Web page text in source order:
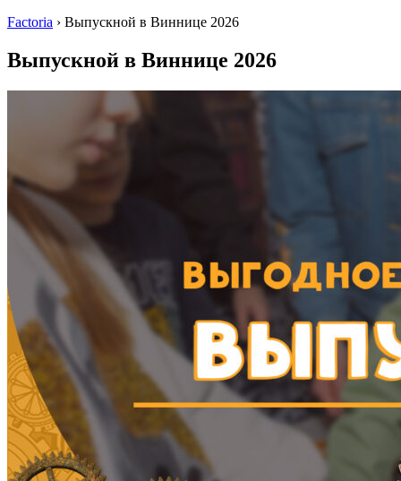
Factoria › Выпускной в Виннице 2026
Выпускной в Виннице 2026